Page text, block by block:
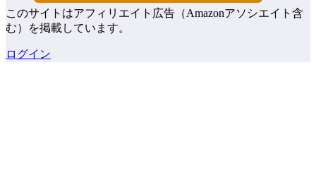
このサイトはアフィリエイト広告（Amazonアソシエイト含
む）を掲載しています。
ログイン